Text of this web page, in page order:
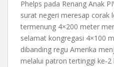
Phelps pada Renang Anak
surat negeri meresap corak
termenung 4×200 meter
selamat kongregasi 4×100
dibanding regu Amerika
melalui patron tertinggi ke-2